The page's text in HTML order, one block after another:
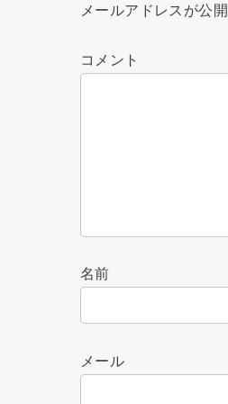
メールアドレスが公
コメント
名前
メール